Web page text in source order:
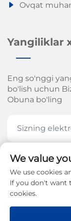
Ovqat
Yangiliklar
Eng so'nggi
bo'lish uchun
Obuna bo'ling
Jinan Arrow
We value
We use cookies
If you don't want
cookies.